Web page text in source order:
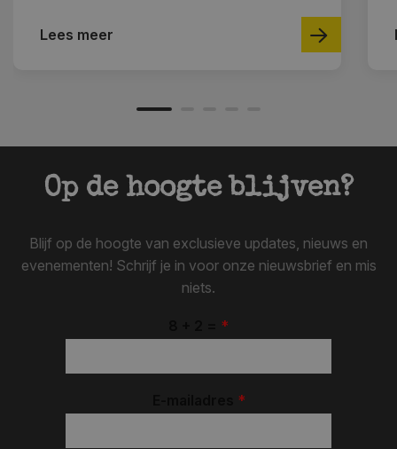
Lees meer
Op de hoogte blijven?
Blijf op de hoogte van exclusieve updates, nieuws en
evenementen! Schrijf je in voor onze nieuwsbrief en mis
niets.
*
*